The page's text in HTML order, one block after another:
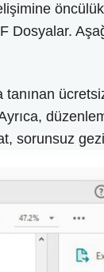
sorunsuz